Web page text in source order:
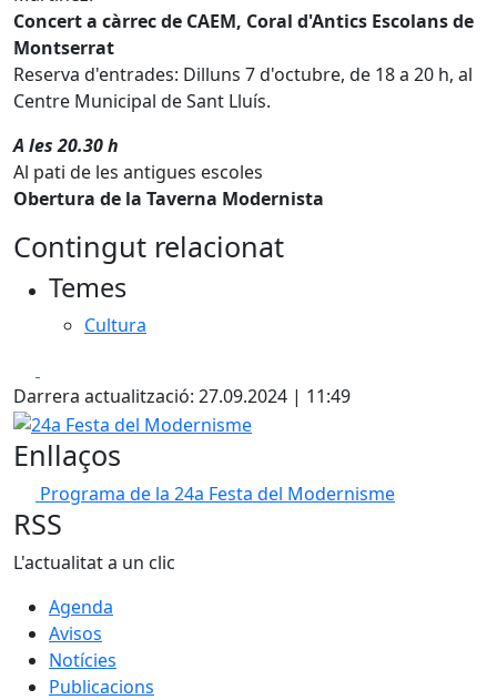
Concert a càrrec de CAEM, Coral d'Antics Escolans de
Montserrat
Reserva d'entrades: Dilluns 7 d'octubre, de 18 a 20 h, al
Centre Municipal de Sant Lluís.
A les 20.30 h
Al pati de les antigues escoles
Obertura de la Taverna Modernista
Contingut relacionat
Temes
Cultura
Darrera actualització: 27.09.2024 | 11:49
24a Festa del Modernisme
Enllaços
Programa de la 24a Festa del Modernisme
RSS
L'actualitat a un clic
Agenda
Avisos
Notícies
Publicacions